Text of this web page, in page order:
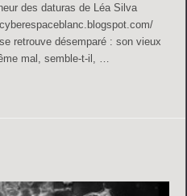
des daturas de Léa Silva
retrouve désemparé : son vieux
mal, semble-t-il, …